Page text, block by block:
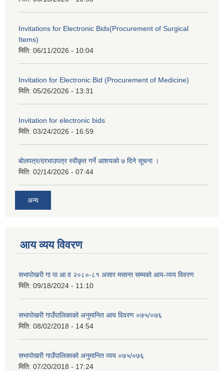
Invitations for Electronic Bids(Procurement of Surgical
Items)
मिति: 06/11/2026 - 10:04
Invitation for Electronic Bid (Procurement of Medicine)
मिति: 05/26/2026 - 13:31
Invitation for electronic bids
मिति: 03/24/2026 - 16:59
बोलपत्र/दरभाउपत्र स्वीकृत गर्ने आशयको ७ दिने सूचना ।
मिति: 02/14/2026 - 07:44
अन्य
आय व्यय विवरण
सभापोखरी गा पा आ व २०८०-८१ असार मसान्त सम्मको आय-व्यय विवरण
मिति: 09/18/2024 - 11:10
सभापोखरी गाउँपालिकाको अनुमानित आय विवरण ०७५/०७६
मिति: 08/02/2018 - 14:54
सभापोखरी गाउँपालिकाको अनुमानित व्यय ०७५/०७६
मिति: 07/20/2018 - 17:24